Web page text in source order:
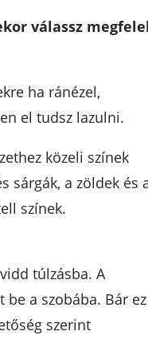
válassz
ha ránézel,
el tudsz lazulni.
közeli színek
sárgák, a zöldek és
színek.
túlzásba. A
a szobába. Bár ez
szerint